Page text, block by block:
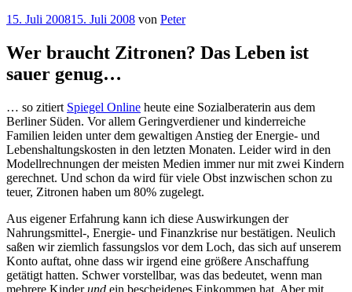
Veröffentlicht
15. Juli 200815. Juli 2008 von Peter
Wer braucht Zitronen? Das Leben ist
sauer genug…
… so zitiert Spiegel Online heute eine Sozialberaterin aus dem
Berliner Süden. Vor allem Geringverdiener und kinderreiche
Familien leiden unter dem gewaltigen Anstieg der Energie- und
Lebenshaltungskosten in den letzten Monaten. Leider wird in den
Modellrechnungen der meisten Medien immer nur mit zwei Kindern
gerechnet. Und schon da wird für viele Obst inzwischen schon zu
teuer, Zitronen haben um 80% zugelegt.
Aus eigener Erfahrung kann ich diese Auswirkungen der
Nahrungsmittel-, Energie- und Finanzkrise nur bestätigen. Neulich
saßen wir ziemlich fassungslos vor dem Loch, das sich auf unserem
Konto auftat, ohne dass wir irgend eine größere Anschaffung
getätigt hatten. Schwer vorstellbar, was das bedeutet, wenn man
mehrere Kinderund ein bescheidenes Einkommen hat. Aber mit